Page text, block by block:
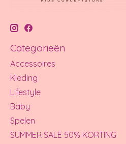
Categorieën
Accessoires
Kleding
Lifestyle
Baby
Spelen
SUMMER SALE 50% KORTING